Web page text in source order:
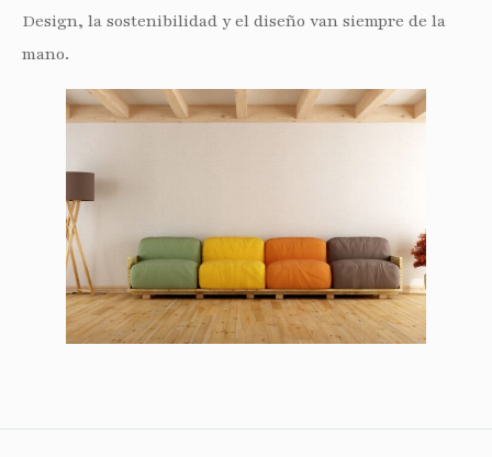
Design, la sostenibilidad y el diseño van siempre de la
mano.